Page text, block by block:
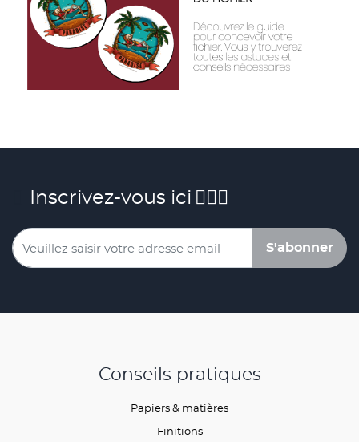
Inscrivez-vous ici
S'abonner
Conseils pratiques
Papiers & matières
Finitions